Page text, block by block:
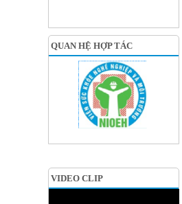
QUAN HỆ HỢP TÁC
VIDEO CLIP